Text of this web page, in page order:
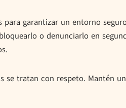
garantizar un entorno
o denunciarlo en
se tratan con respeto. Mantén